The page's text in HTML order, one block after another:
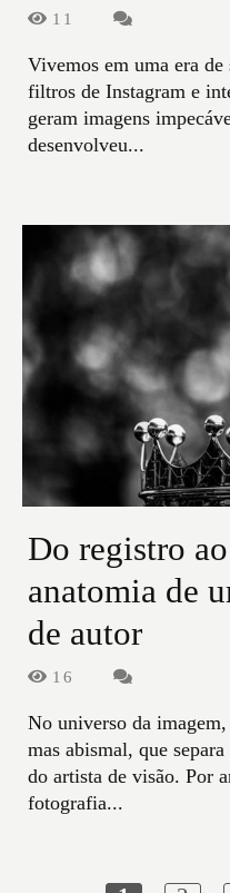
11
Vivemos em uma era
filtros de Instagram e
geram imagens
desenvolveu...
Do registro
anatomia de
de autor
16
No universo da
mas abismal, que
do artista de visão. Por
fotografia...